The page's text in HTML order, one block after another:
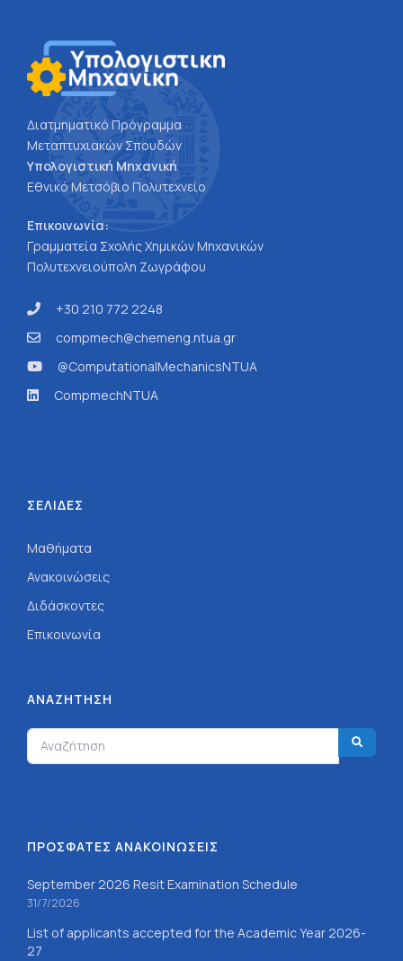
Διατμηματικό Πρόγραμμα
Μεταπτυχιακών Σπουδών
Υπολογιστική Μηχανική
Εθνικό Μετσόβιο Πολυτεχνείο
Επικοινωνία:
Γραμματεία Σχολής Χημικών Μηχανικών
Πολυτεχνειούπολη Ζωγράφου
+30 210 772 2248
compmech@chemeng.ntua.gr
@ComputationalMechanicsNTUA
CompmechNTUA
ΣΕΛΙΔΕΣ
Μαθήματα
Ανακοινώσεις
Διδάσκοντες
Επικοινωνία
ΑΝΑΖΉΤΗΣΗ
ΠΡΟΣΦΑΤΕΣ ΑΝΑΚΟΙΝΩΣΕΙΣ
September 2026 Resit Examination Schedule
31/7/2026
List of applicants accepted for the Academic Year 2026-
27